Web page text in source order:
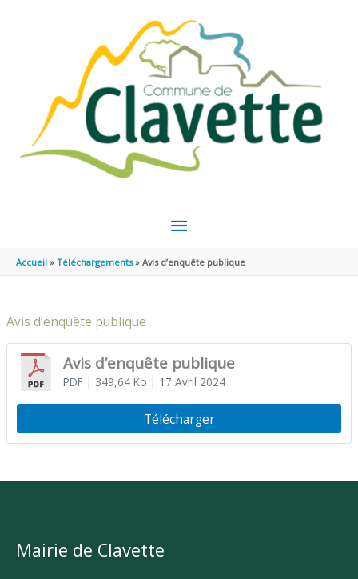
MENU
PRINCIPAL
Accueil Téléchargements Avis d’enquête publique
Avis d’enquête publique
Avis d’enquête publique
PDF| 349,64 Ko | 17 Avril 2024
Télécharger
Mairie de Clavette